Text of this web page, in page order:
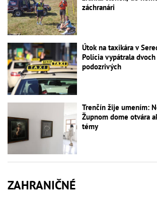
záchranári
Útok na taxikára v
Polícia vypátrala
podozrivých
Trenčín žije umením:
Župnom dome otvára
témy
ZAHRANIČNÉ